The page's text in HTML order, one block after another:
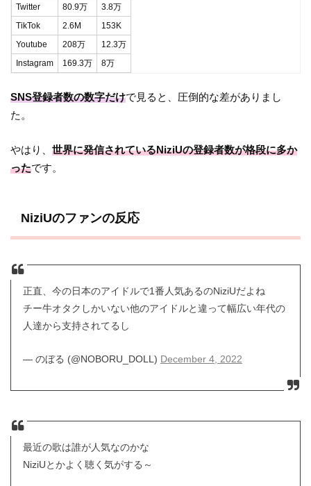
Twitter
80.9万
3.8万
TikTok
2.6M
153K
Youtube
208万
12.3万
Instagram
169.3万 8万
SNS登録者数の数字だけで見ると、圧倒的な差がありまし
た。
やはり、世界に発信されているNiziUの登録者数が格段に多か
ったです。
NiziUのファンの反応
正直、今の日本のアイドルで1番人気あるのNiziUだよね
チー牛オタクしかいない他のアイドルと違って幅広い年代の
人達から支持されてるし
— のぼる (@NOBORU_DOLL) December 4, 2022
最近の歌は誰が人気なのかな
NiziUとかよく聴く気がする～